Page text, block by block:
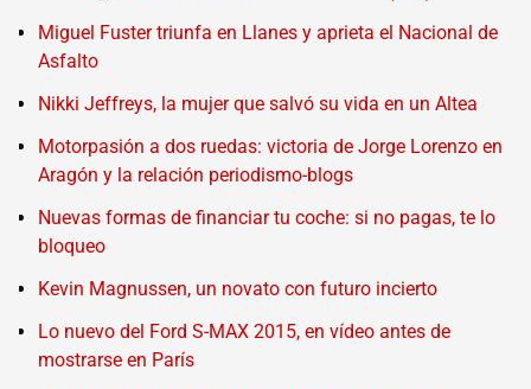
Miguel Fuster triunfa en Llanes y aprieta el Nacional de
Asfalto
Nikki Jeffreys, la mujer que salvó su vida en un Altea
Motorpasión a dos ruedas: victoria de Jorge Lorenzo en
Aragón y la relación periodismo-blogs
Nuevas formas de financiar tu coche: si no pagas, te lo
bloqueo
Kevin Magnussen, un novato con futuro incierto
Lo nuevo del Ford S-MAX 2015, en vídeo antes de
mostrarse en París